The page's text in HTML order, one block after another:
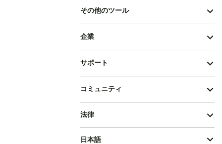
その他のツール
企業
サポート
コミュニティ
法律
日本語